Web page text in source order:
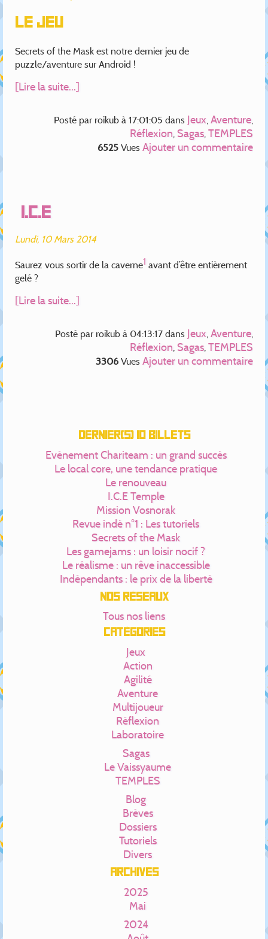
Le jeu
Secrets of the Mask est notre dernier jeu de
puzzle/aventure sur Android !
[Lire la suite...]
Posté par roikub à 17:01:05 dans Jeux Aventure
Réflexion Sagas TEMPLES
6525 Vues Ajouter un commentaire
I.C.E
Lundi, 10 Mars 2014
Saurez vous sortir de la caverne1 avant d’être entièrement
gelé ?
[Lire la suite...]
Posté par roikub à 04:13:17 dans Jeux, Aventure,
Réflexion, Sagas, TEMPLES
3306 Vues Ajouter un commentaire
Dernier(s) 10 billets
Evènement Chariteam : un grand succès
Le local core, une tendance pratique
Le renouveau
I.C.E Temple
Mission Vosnorak
Revue indé n°1 : Les tutoriels
Secrets of the Mask
Les gamejams : un loisir nocif ?
Le réalisme : un rêve inaccessible
Indépendants : le prix de la liberté
Nos réseaux
Tous nos liens
Catégories
Jeux
Action
Agilité
Aventure
Multijoueur
Réflexion
Laboratoire
Sagas
Le Vaissyaume
TEMPLES
Blog
Brèves
Dossiers
Tutoriels
Divers
Archives
2025
Mai
2024